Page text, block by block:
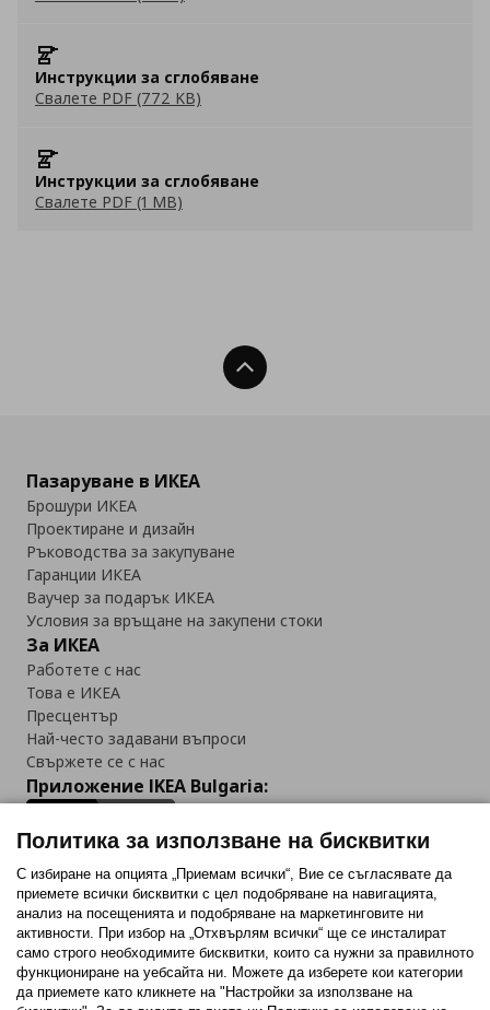
Инструкции за сглобяване
Свалете PDF (772 KB)
Инструкции за сглобяване
Свалете PDF (1 MB)
Нагоре
Пазаруване в ИКЕА
Брошури ИКЕА
Проектиране и дизайн
Ръководства за закупуване
Гаранции ИКЕА
Ваучер за подарък ИКЕА
Условия за връщане на закупени стоки
За ИКЕА
Работете с нас
Това е ИКЕА
Пресцентър
Най-често задавани въпроси
Свържете се с нас
Приложение IKEA Bulgaria:
Последвайте ни:
FacebookTwitterYoutubePinterestInstagram
Политика за използване на бисквитки
С избиране на опцията „Приемам всички“, Вие се съгласявате да
приемете всички бисквитки с цел подобряване на навигацията,
анализ на посещенията и подобряване на маркетинговите ни
активности. При избор на „Отхвърлям всички“ ще се инсталират
само строго необходимитe бисквитки, които са нужни за правилното
функциониране на уебсайта ни. Можете да изберете кои категории
да приемете като кликнете на "Настройки за използване на